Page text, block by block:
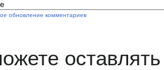
обновление комментариев